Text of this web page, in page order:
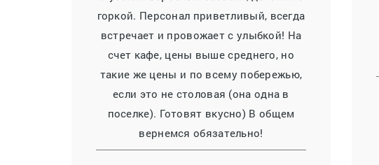
горкой. Персонал приветливый, всегда
встречает и провожает с улыбкой! На
счет кафе, цены выше среднего, но
такие же цены и по всему побережью,
если это не столовая (она одна в
поселке). Готовят вкусно) В общем
вернемся обязательно!